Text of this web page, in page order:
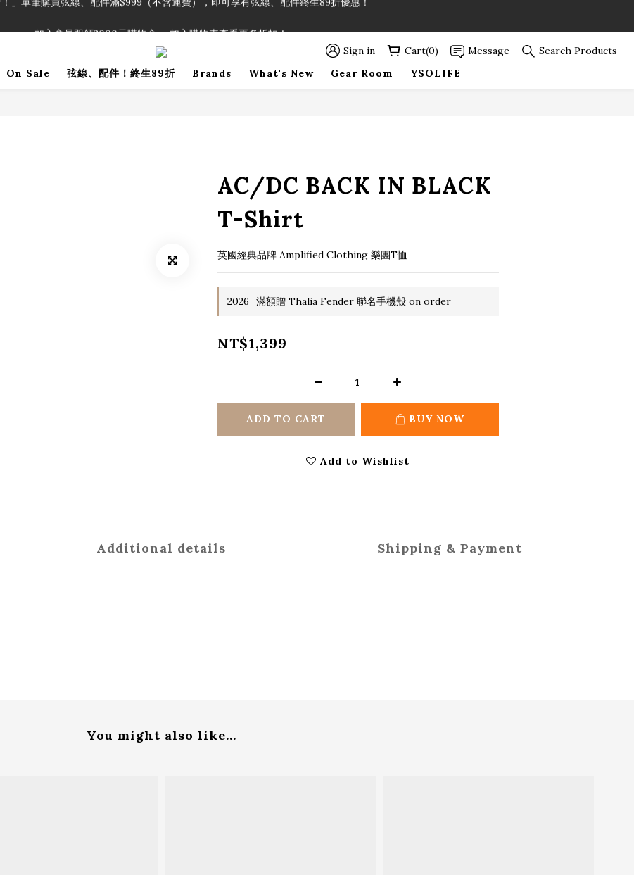
！」單筆購買弦線、配件滿$999（不含運費），即可享有弦線、配件終生89折優惠！
Sign in Cart(0) Message
Search Products
On Sale 弦線、配件！終生89折 Brands What's New Gear Room YSOLIFE
AC/DC BACK IN BLACK
T-Shirt
英國經典品牌 Amplified Clothing 樂團T恤
2026_滿額贈 Thalia Fender 聯名手機殼 on order
NT$1,399
ADD TO CART BUY NOW
Add to Wishlist
Additional details Shipping & Payment
You might also like...